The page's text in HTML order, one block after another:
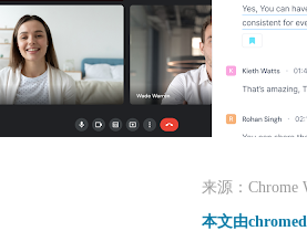
来源：Chrome
本文由